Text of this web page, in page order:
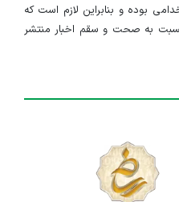
بوده و بنابراین لازم است که
به صحت و سقم اخبار منتشر